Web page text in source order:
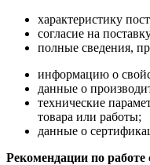
характеристику
согласие на
полные сведения,
информацию о
данные о
технические
товара или работы;
данные о
Рекомендации по